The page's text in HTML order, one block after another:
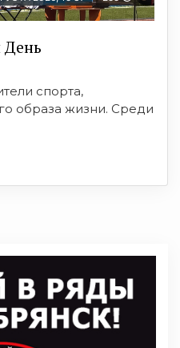
День
спорта,
образа жизни. Среди